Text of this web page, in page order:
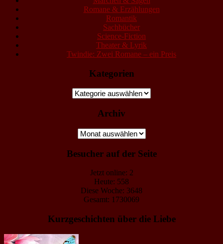
Romane & Erzählungen
Romantik
Sachbücher
Science-Fiction
Theater & Lyrik
Twindie: Zwei Romane – ein Preis
Kategorien
Kategorien
Archiv
Archiv
Besucher auf der Seite
Jetzt online: 2
Heute: 558
Diese Woche: 3648
Gesamt: 1730069
Kurzgeschichten über die Liebe